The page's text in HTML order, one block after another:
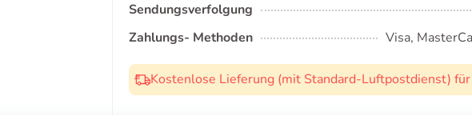
Sendungsverfolgung
Zahlungs- Methoden
Visa,
Kostenlose Lieferung (mit Standard-Luftpostdienst)